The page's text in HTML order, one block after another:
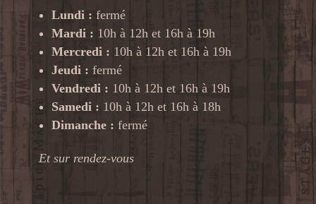
Lundi : fermé
Mardi : 10h à 12h et 16h à 19h
Mercredi : 10h à 12h et 16h à 19h
Jeudi : fermé
Vendredi : 10h à 12h et 16h à 19h
Samedi : 10h à 12h et 16h à 18h
Dimanche : fermé
Et sur rendez-vous